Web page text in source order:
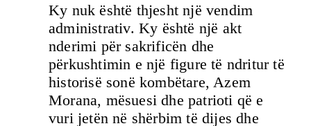
Ky nuk është thjesht një vendim
administrativ. Ky është një akt
nderimi për sakrificën dhe
përkushtimin e një figure të ndritur të
historisë sonë kombëtare, Azem
Morana, mësuesi dhe patrioti që e
vuri jetën në shërbim të dijes dhe